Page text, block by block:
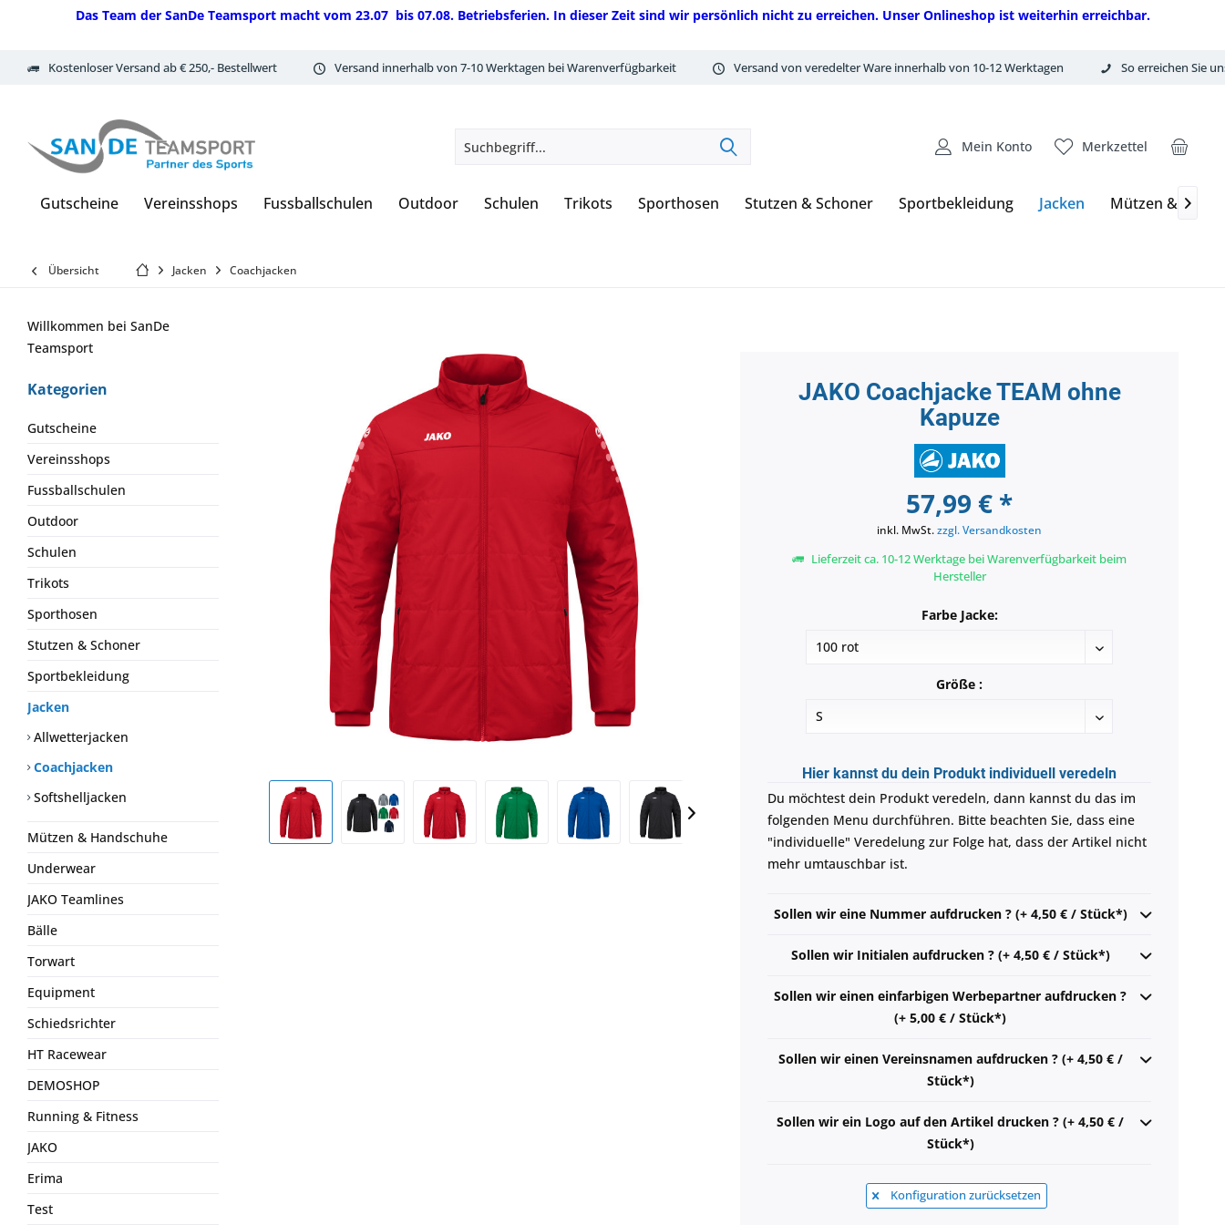
Das Team der SanDe Teamsport macht vom 23.07 bis 07.08. Betriebsferien. In dieser Zeit sind wir persönlich nicht zu erreichen. Unser Onlineshop ist weiterhin erreichbar.
Kostenloser Versand ab € 250,- Bestellwert Versand innerhalb von 7-10 Werktagen bei Warenverfügbarkeit Versand von veredelter Ware innerhalb von 10-12 Werktagen So erreichen Sie
Merkzettel
Mein Konto
Gutscheine Vereinsshops Fussballschulen Outdoor Schulen Trikots Sporthosen Stutzen & Schoner Sportbekleidung Jacken Mützen & 
Übersicht Jacken Coachjacken
Willkommen bei SanDe
Teamsport
Kategorien
Gutscheine
Vereinsshops
Fussballschulen
Outdoor
Schulen
Trikots
Sporthosen
Stutzen & Schoner
Sportbekleidung
Jacken
Allwetterjacken
Coachjacken
Softshelljacken
Mützen & Handschuhe
Underwear
JAKO Teamlines
Bälle
Torwart
Equipment
Schiedsrichter
HT Racewear
DEMOSHOP
Running & Fitness
JAKO
Erima
Test
JAKO Coachjacke TEAM ohne
Kapuze
57,99 € *
inkl. MwSt.zzgl. Versandkosten
Lieferzeit ca. 10-12 Werktage bei Warenverfügbarkeit beim
Hersteller
Farbe Jacke:
Größe :
Hier kannst du dein Produkt individuell veredeln
Du möchtest dein Produkt veredeln, dann kannst du das im
folgenden Menu durchführen. Bitte beachten Sie, dass eine
"individuelle" Veredelung zur Folge hat, dass der Artikel nicht
mehr umtauschbar ist.
Sollen wir eine Nummer aufdrucken ? (+ 4,50 € / Stück*)
Sollen wir Initialen aufdrucken ? (+ 4,50 € / Stück*)
Sollen wir einen einfarbigen Werbepartner aufdrucken ?
(+ 5,00 € / Stück*)
Sollen wir einen Vereinsnamen aufdrucken ? (+ 4,50 € /
Stück*)
Sollen wir ein Logo auf den Artikel drucken ? (+ 4,50 € /
Stück*)
Konfiguration zurücksetzen